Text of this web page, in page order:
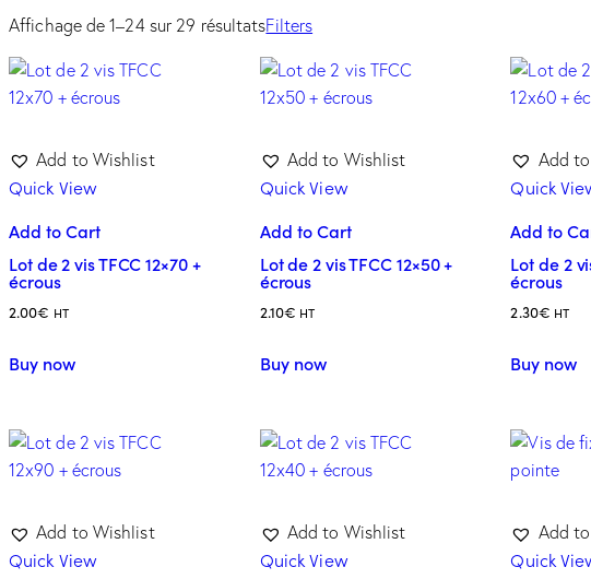
Affichage de 1–24 sur 29 résultatsFilters
Add to Wishlist
Quick View
Add to Cart
Lot de 2 vis TFCC 12×70 +
écrous
2.00€ HT
Buy now
Add to Wishlist
Quick View
Add to Cart
Lot de 2 vis TFCC 12×50 +
écrous
2.10€ HT
Buy now
Add
Quick
Add to
Lot de 2
écrous
2.30€ HT
Buy now
Add to Wishlist
Quick View
Add to Wishlist
Quick View
Add
Quick